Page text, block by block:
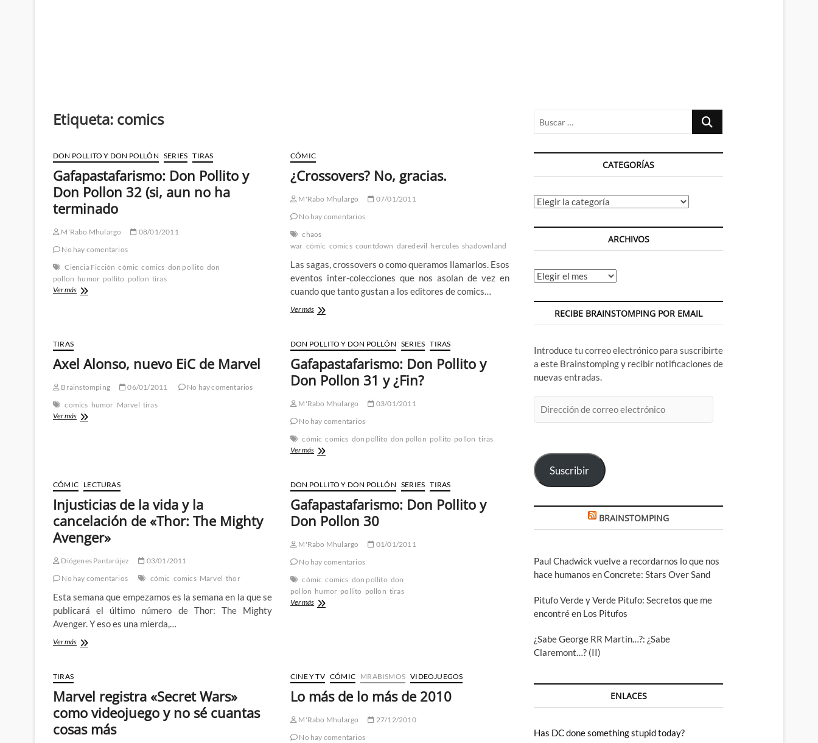
Etiqueta: comics
DON POLLITO Y DON POLLÓN SERIES TIRAS
Gafapastafarismo: Don Pollito y
Don Pollon 32 (si, aun no ha
terminado
M'Rabo Mhulargo
08/01/2011
No hay comentarios
Ciencia Ficción cómic comics don pollito don
pollon humor pollito pollon tiras
Ver másGafapastafarismo:
(si,
no
terminado
CÓMIC
¿Crossovers? No, gracias.
M'Rabo Mhulargo
07/01/2011
No hay comentarios
chaos
war cómic comics countdown daredevil hercules shadownland
Las sagas, crossovers o como queramos llamarlos. Esos
eventos inter-colecciones que nos asolan de vez en
cuando que tanto gustan a los editores de comics…
Ver más¿Crossovers?
TIRAS
Axel Alonso, nuevo EiC de Marvel
Brainstomping 06/01/2011
No hay comentarios
comics humor Marvel tiras
Ver másAxel
DON POLLITO Y DON POLLÓN SERIES TIRAS
Gafapastafarismo: Don Pollito y
Don Pollon 31 y ¿Fin?
M'Rabo Mhulargo
03/01/2011
No hay comentarios
cómic comics don pollito don pollon pollito pollon tiras
Ver másGafapastafarismo:
y
Don
Pollon
31
y
CÓMIC LECTURAS
Injusticias de la vida y la
cancelación de «Thor: The Mighty
Avenger»
Diógenes Pantarújez
03/01/2011
No hay comentarios
cómic comics Marvel thor
Esta semana que empezamos es la semana en la que se
publicará el último número de Thor: The Mighty
Avenger. Y eso es una mierda,…
Ver másInjusticias
la
cancelación
de
«Thor:
DON POLLITO Y DON POLLÓN SERIES TIRAS
Gafapastafarismo: Don Pollito y
Don Pollon 30
M'Rabo Mhulargo
01/01/2011
No hay comentarios
cómic comics don pollito don
pollon humor pollito pollon tiras
Ver másGafapastafarismo:
TIRAS
Marvel registra «Secret Wars»
como videojuego y no sé cuantas
cosas más
CINE Y TV CÓMIC MRABISMOS VIDEOJUEGOS
Lo más de lo más de 2010
M'Rabo Mhulargo
27/12/2010
No hay comentarios
Buscar
CATEGORÍAS
Categorías
ARCHIVOS
Archivos
RECIBE BRAINSTOMPING POR EMAIL
Introduce tu correo electrónico para suscribirte
a este Brainstomping y recibir notificaciones de
nuevas entradas.
de
Suscribir
BRAINSTOMPING
Paul Chadwick vuelve a recordarnos lo que nos
hace humanos en Concrete: Stars Over Sand
Pitufo Verde y Verde Pitufo: Secretos que me
encontré en Los Pitufos
¿Sabe George RR Martin…?: ¿Sabe
Claremont…? (II)
ENLACES
Has DC done something stupid today?